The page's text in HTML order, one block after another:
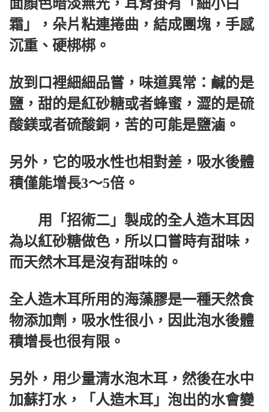
面顏色暗淡無光，耳背掛有「細小白
霜」，朵片粘連捲曲，結成團塊，手感
沉重、硬梆梆。
放到口裡細細品嘗，味道異常：鹹的是
鹽，甜的是紅砂糖或者蜂蜜，澀的是硫
酸鎂或者硫酸銅，苦的可能是鹽滷。
另外，它的吸水性也相對差，吸水後體
積僅能增長3～5倍。
用「招術二」製成的全人造木耳因
為以紅砂糖做色，所以口嘗時有甜味，
而天然木耳是沒有甜味的。
全人造木耳所用的海藻膠是一種天然食
物添加劑，吸水性很小，因此泡水後體
積增長也很有限。
另外，用少量清水泡木耳，然後在水中
加蘇打水，「人造木耳」泡出的水會變